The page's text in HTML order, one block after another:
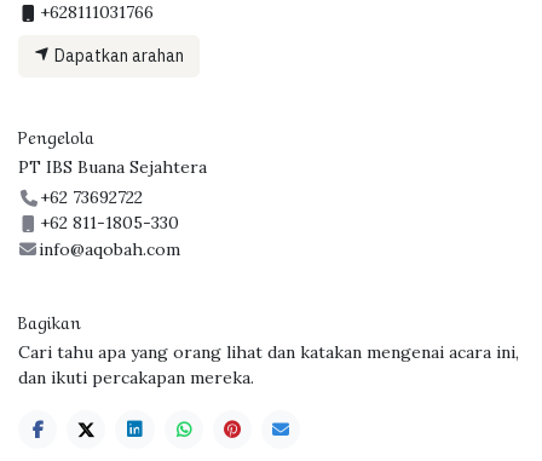
+628111031766
Dapatkan arahan
Pengelola
PT IBS Buana Sejahtera
+62 73692722
+62 811-1805-330
info@aqobah.com
Bagikan
Cari tahu apa yang orang lihat dan katakan mengenai acara ini,
dan ikuti percakapan mereka.